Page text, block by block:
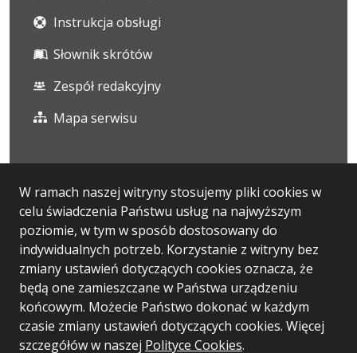
W ramach naszej witryny stosujemy pliki cookies w
celu świadczenia Państwu usług na najwyższym
poziomie, w tym w sposób dostosowany do
indywidualnych potrzeb. Korzystanie z witryny bez
zmiany ustawień dotyczących cookies oznacza, że
będą one zamieszczane w Państwa urządzeniu
końcowym. Możecie Państwo dokonać w każdym
czasie zmiany ustawień dotyczących cookies. Więcej
szczegółów w naszej Polityce Cookies.
Instrukcja obsługi
Słownik skrótów
Zespół redakcyjny
Mapa serwisu
Statystyki oglądalności
Ostatnio dodane
Polityka prywatności
Wersja systemu: 5.7.0